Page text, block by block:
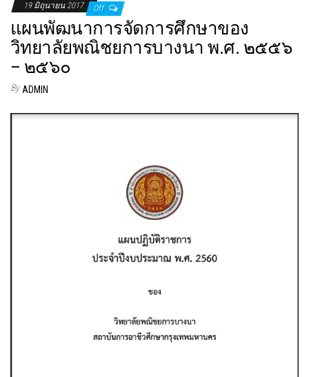
19 มิถุนายน 2017 Off
แผนพัฒนาการจัดการศึกษาของ
วิทยาลัยพณิชยการบางนา พ.ศ. ๒๕๕๖
– ๒๕๖๐
By ADMIN